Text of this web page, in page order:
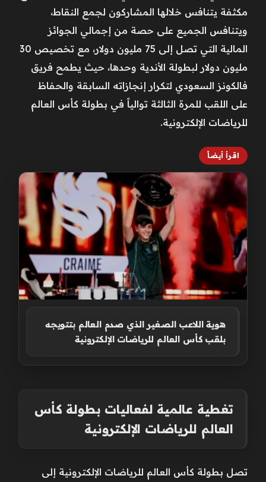
مكثفة يتنافس خلالها المشاركون لجمع النقاط،
ويتنافس الجميع على حصة من إجمالي الجوائز
المالية التي تصل إلى 75 مليون دولار، مع تخصيص 30
مليون دولار لبطولة الأندية وحدها، حيث يطمح فريق
فالكونز السعودي لتكرار إنجازاته السابقة والحفاظ
على اللقب للمرة الثالثة توالياً في بطولة كأس العالم
للرياضات الإلكترونية.
اقرأ أيضاً
هوية اللاعب الصغير الذي صدم العالم بتتويجه
بلقب كأس العالم للرياضات الإلكترونية
تغطية عالمية لفعاليات بطولة كأس
العالم للرياضات الإلكترونية
تصل بطولة كأس العالم للرياضات الإلكترونية إلى